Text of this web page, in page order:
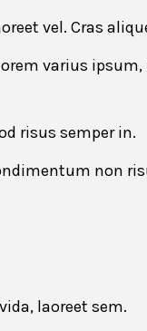
vel. Cras
varius
risus semper in.
non
laoreet sem.